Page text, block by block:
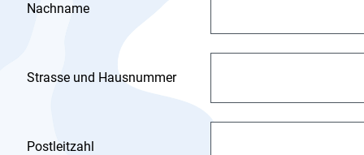
Nachname
Strasse und Hausnummer
Postleitzahl